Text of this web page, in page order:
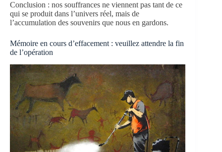
Conclusion : nos souffrances ne viennent pas tant de ce
qui se produit dans l’univers réel, mais de
l’accumulation des souvenirs que nous en gardons.
Mémoire en cours d’effacement : veuillez attendre la fin
de l’opération